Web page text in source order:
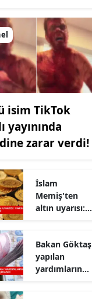
isim TikTok
yayınında
zarar verdi!
İslam
Memiş'ten
altın uyarısı:
Bakan Göktaş
yapılan
yardımların